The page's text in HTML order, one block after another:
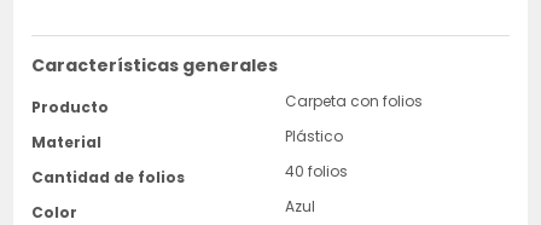
Características generales
Producto
Carpeta con folios
Material
Plástico
Cantidad de folios
40 folios
Color
Azul